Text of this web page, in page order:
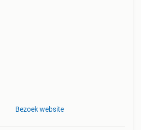
Bezoek website